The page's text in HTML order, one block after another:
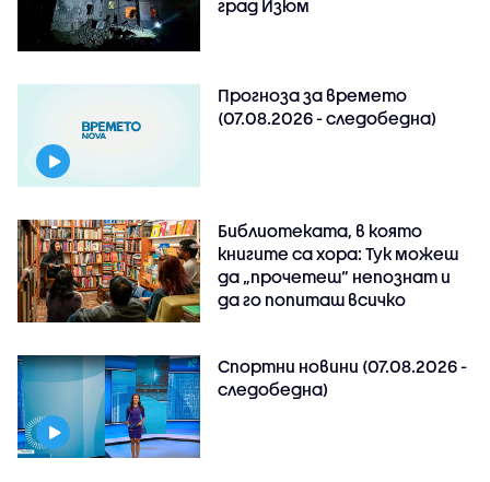
град Изюм
Прогноза за времето
(07.08.2026 - следобедна)
Библиотеката, в която
книгите са хора: Тук можеш
да „прочетеш“ непознат и
да го попиташ всичко
Спортни новини (07.08.2026 -
следобедна)